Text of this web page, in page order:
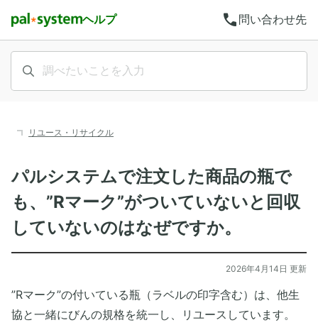
ヘルプ call 問い合わせ先
リユース・リサイクル
パルシステムで注文した商品の瓶で
も、”Rマーク”がついていないと回収
していないのはなぜですか。
2026年4月14日 更新
”Rマーク”の付いている瓶（ラベルの印字含む）は、他生
協と一緒にびんの規格を統一し、リユースしています。